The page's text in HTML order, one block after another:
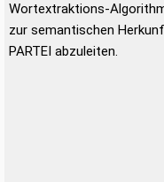
Wortextraktions-
zur semantischen
PARTEI abzuleiten.